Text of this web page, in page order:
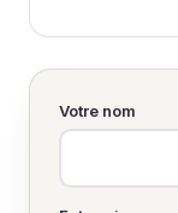
Votre nom